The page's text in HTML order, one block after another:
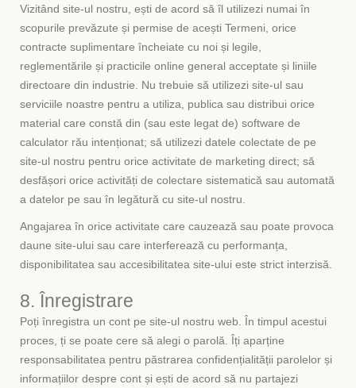
Vizitând site-ul nostru, ești de acord să îl utilizezi numai în
scopurile prevăzute și permise de acești Termeni, orice
contracte suplimentare încheiate cu noi și legile,
reglementările și practicile online general acceptate și liniile
directoare din industrie. Nu trebuie să utilizezi site-ul sau
serviciile noastre pentru a utiliza, publica sau distribui orice
material care constă din (sau este legat de) software de
calculator rău intenționat; să utilizezi datele colectate de pe
site-ul nostru pentru orice activitate de marketing direct; să
desfășori orice activități de colectare sistematică sau automată
a datelor pe sau în legătură cu site-ul nostru.
Angajarea în orice activitate care cauzează sau poate provoca
daune site-ului sau care interferează cu performanța,
disponibilitatea sau accesibilitatea site-ului este strict interzisă.
8. Înregistrare
Poți înregistra un cont pe site-ul nostru web. În timpul acestui
proces, ți se poate cere să alegi o parolă. Îți aparține
responsabilitatea pentru păstrarea confidențialității parolelor și
informațiilor despre cont și ești de acord să nu partajezi